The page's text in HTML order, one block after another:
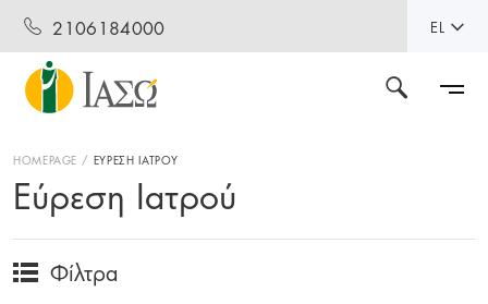
2106184000 EL
HOMEPAGE ΕΥΡΕΣΗ ΙΑΤΡΟΥ
Εύρεση Ιατρού
Φίλτρα